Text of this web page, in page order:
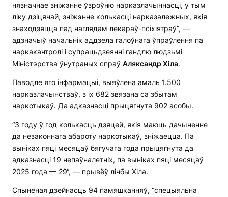
нязначнае зніжэнне ўзроўню нарказлачыннасці, у тым
ліку дзіцячай, зніжэнне колькасці нарказалежных, якія
знаходзяцца пад наглядам лекараў-псіхіятраў“, —
адзначыў начальнік аддзела галоўнага ўпраўлення па
наркакантролі і супрацьдзеянні гандлю людзьмі
Міністэрства ўнутраных спраў Аляксандр Хіла.
Паводле яго інфармацыі, выяўлена амаль 1.500
нарказлачынстваў, з іх 682 звязана са збытам
наркотыкаў. Да адказнасці прыцягнута 902 асобы.
“З году ў год колькасць дзяцей, якія маюць дачыненне
да незаконнага абароту наркотыкаў, зніжаецца. Па
выніках пяці месяцаў бягучага года прыцягнута да
адказнасці 19 непаўналетніх, па выніках пяці месяцаў
2025 года — 29“, — прывёў лічбы Хіла.
Спыненая дзейнасць 94 памяшканняў, “спецыяльна